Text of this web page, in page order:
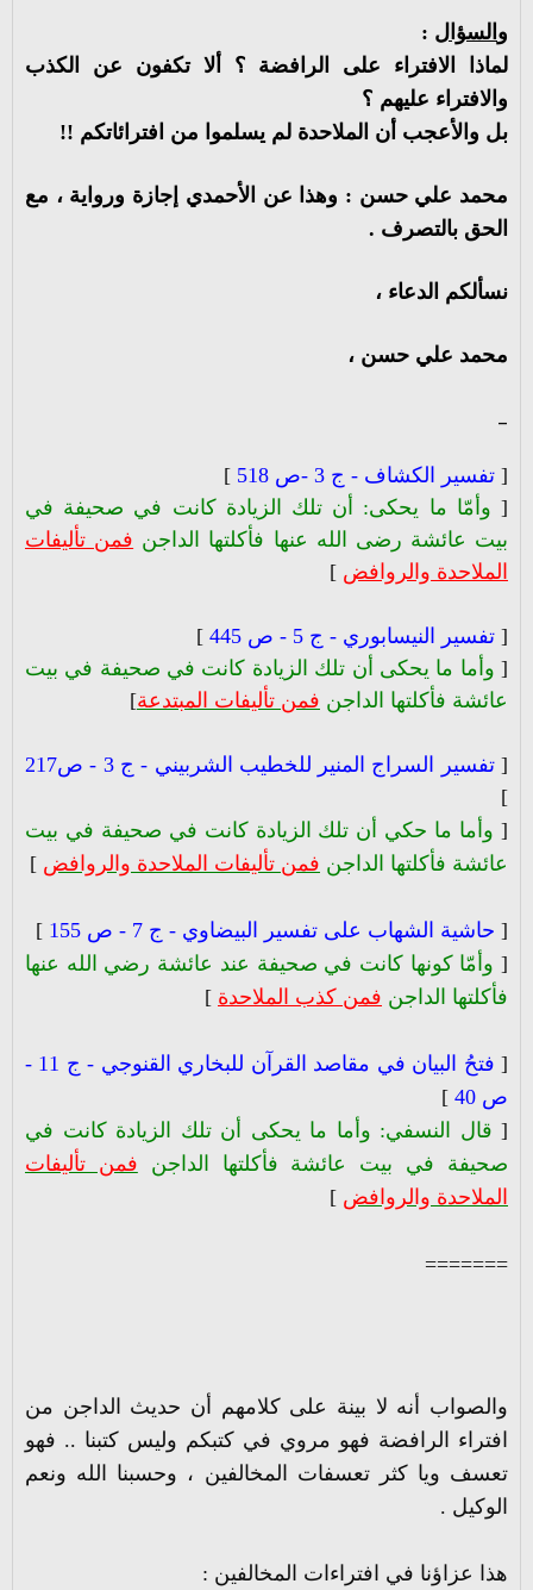
و السؤال :
لماذا الافتراء على الرافضة ؟ ألا تكفون عن الكذب
والافتراء عليهم ؟
بل والأعجب أن الملاحدة لم يسلموا من افترائاتكم !!
محمد علي حسن : وهذا عن الأحمدي إجازة ورواية ، مع
الحق بالتصرف .
نسألكم الدعاء ،
محمد علي حسن ،
[ تفسير الكشاف - ج 3 -ص 518
]
[ وأمّا ما يحكى: أن تلك الزيادة كانت في صحيفة في
بيت عائشة رضى الله عنها فأكلتها الداجن فمن تأليفات
الملاحدة والروافض ]
[ تفسير النيسابوري - ج 5 - ص 445
]
[ وأما ما يحكى أن تلك الزيادة كانت في صحيفة في بيت
عائشة فأكلتها الداجن فمن تأليفات المبتدعة]
[تفسير السراج المنير للخطيب الشربيني - ج 3 - ص217
]
[ وأما ما حكي أن تلك الزيادة كانت في صحيفة في بيت
عائشة فأكلتها الداجن فمن تأليفات الملاحدة والروافض ]
[ حاشية الشهاب على تفسير البيضاوي - ج 7 - ص 155
]
[ وأمّا كونها كانت في صحيفة عند عائشة رضي الله عنها
فأكلتها الداجن فمن كذب الملاحدة ]
[
فتحُ البيان في مقاصد القرآن للبخاري القنوجي - ج 11 -
ص 40
]
[ قال النسفي: وأما ما يحكى أن تلك الزيادة كانت في
صحيفة في بيت عائشة فأكلتها الداجن فمن تأليفات
الملاحدة والروافض ]
=======
والصواب أنه لا بينة على كلامهم أن حديث الداجن من
افتراء الرافضة فهو مروي في كتبكم وليس كتبنا .. فهو
تعسف ويا كثر تعسفات المخالفين ، وحسبنا الله ونعم
الوكيل .
هذا عزاؤنا في افتراءات المخالفين :